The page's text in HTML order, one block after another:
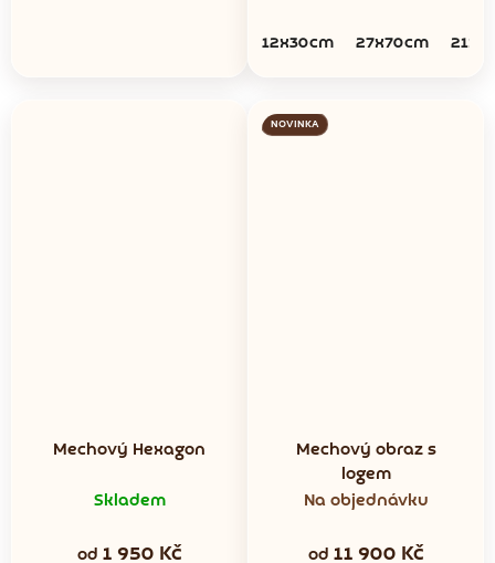
12x30cm 27x70cm
Mechový Hexagon
Skladem
od 1 950 Kč
NOVINKA
Mechový obraz s
logem
Na objednávku
od 11 900 Kč